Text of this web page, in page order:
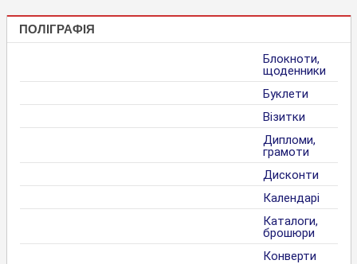
ПОЛІГРАФІЯ
Блокноти,
щоденники
Буклети
Візитки
Дипломи,
грамоти
Дисконти
Календарі
Каталоги,
брошюри
Конверти